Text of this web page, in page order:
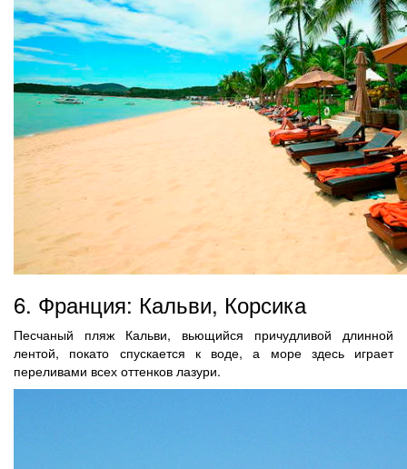
6. Франция: Кальви, Корсика
Песчаный пляж Кальви, вьющийся причудливой длинной
лентой, покато спускается к воде, а море здесь играет
переливами всех оттенков лазури.